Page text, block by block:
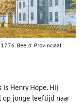
1776. Beeld: Provinciaal
Henry Hope. Hij
op jonge leeftijd naar